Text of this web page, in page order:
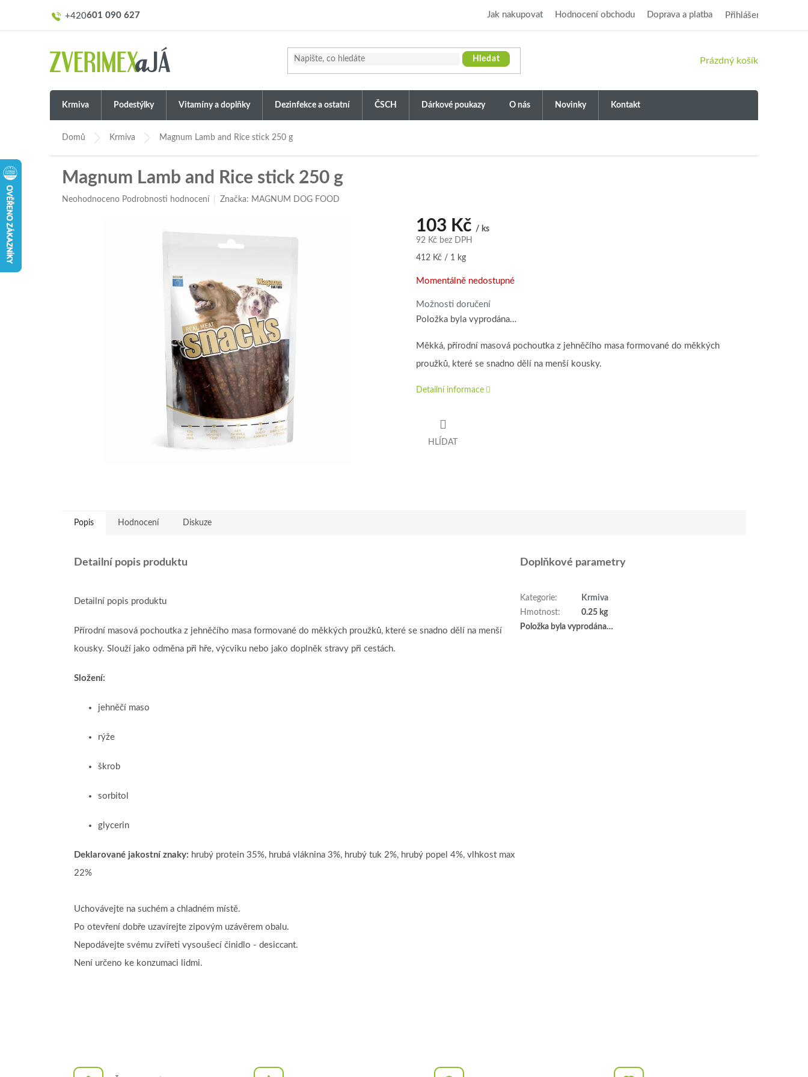
601 090 627 Jak nakupovat Hodnocení obchodu Doprava a platba Přihlášení
Hledat
NÁKUPNÍ
Prázdný košík
Krmiva Podestýlky Vitamíny a doplňky Dezinfekce a ostatní ČSCH Dárkové poukazy O nás Novinky Kontakt
Domů Krmiva Magnum Lamb and Rice stick 250 g
Magnum Lamb and Rice stick 250 g
Průměrné
Neohodnoceno Podrobnosti hodnocení Značka: MAGNUM DOG FOOD
103 Kč / ks
92 Kč bez DPH
Měrná
412 Kč / 1 kg
Momentálně nedostupné
Možnosti doručení
Položka byla vyprodána…
Měkká, přírodní masová pochoutka z jehněčího masa formované do měkkých
proužků, které se snadno dělí na menší kousky.
Detailní informace
HLÍDAT
Popis Hodnocení Diskuze
Detailní popis produktu
Detailní popis produktu
Přírodní masová pochoutka z jehněčího masa formované do měkkých proužků, které se snadno dělí na menší
kousky. Slouží jako odměna při hře, výcviku nebo jako doplněk stravy při cestách.
Složení:
jehněčí maso
rýže
škrob
sorbitol
glycerin
Deklarované jakostní znaky: hrubý protein 35%, hrubá vláknina 3%, hrubý tuk 2%, hrubý popel 4%, vlhkost max
22%
Uchovávejte na suchém a chladném místě.
Po otevření dobře uzavírejte zipovým uzávěrem obalu.
Nepodávejte svému zvířeti vysoušecí činidlo - desiccant.
Není určeno ke konzumaci lidmi.
Doplňkové parametry
Kategorie:
Krmiva
Hmotnost:
0.25 kg
Položka byla vyprodána…